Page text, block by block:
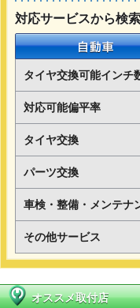
対応サービスから検
タイヤ交換可能インチ
対応可能偏平率
タイヤ交換
パーツ交換
車検・整備・メンテナ
その他サービス
オススメ取付店